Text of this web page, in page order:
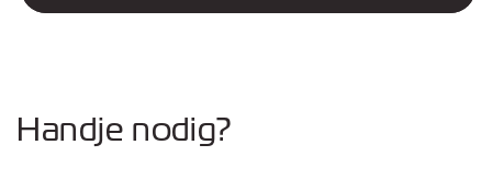
Handje nodig?